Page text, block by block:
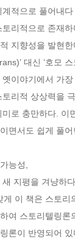
적으로 풀어내다
리적으로 존재
지향성을 발현
대신 ‘호모
이야기에서 가
리적 상상력을
로 충만하다.
면서도 쉽게 풀어
능성,
지평을 겨냥하다
게 이 책은 스토
여 스토리텔링
론이 반영되어